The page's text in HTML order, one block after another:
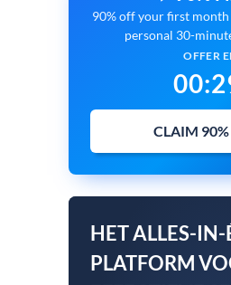
90% off your first
personal 30-
OFFER
00:
CLAIM
HET ALLES-IN-
PLATFORM